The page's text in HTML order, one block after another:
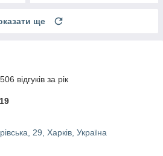
ще
відгуків за рік
29, Харків, Україна